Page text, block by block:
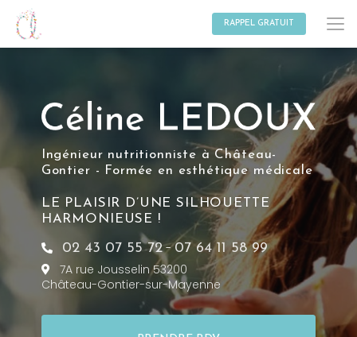
contenu
principal
RAPPEL GRATUIT
Ingénieur nutritionniste à Château-
Gontier - Formée en esthétique médicale
LE PLAISIR D’UNE SILHOUETTE
HARMONIEUSE !
02 43 07 55 72-07 64 11 58 99
7A rue Jousselin 53200
Château-Gontier-sur-Mayenne